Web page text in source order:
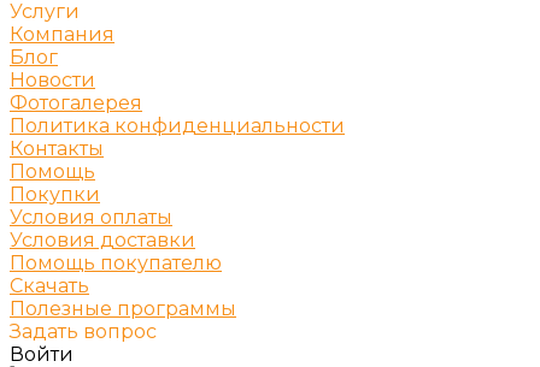
Услуги
Компания
Блог
Новости
Фотогалерея
Политика конфиденциальности
Контакты
Помощь
Покупки
Условия оплаты
Условия доставки
Помощь покупателю
Скачать
Полезные программы
Задать вопрос
Войти